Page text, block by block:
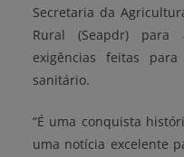
Secretaria da
Rural (Seapdr) para
exigências feitas
sanitário.
“É uma conquista
uma notícia excelente